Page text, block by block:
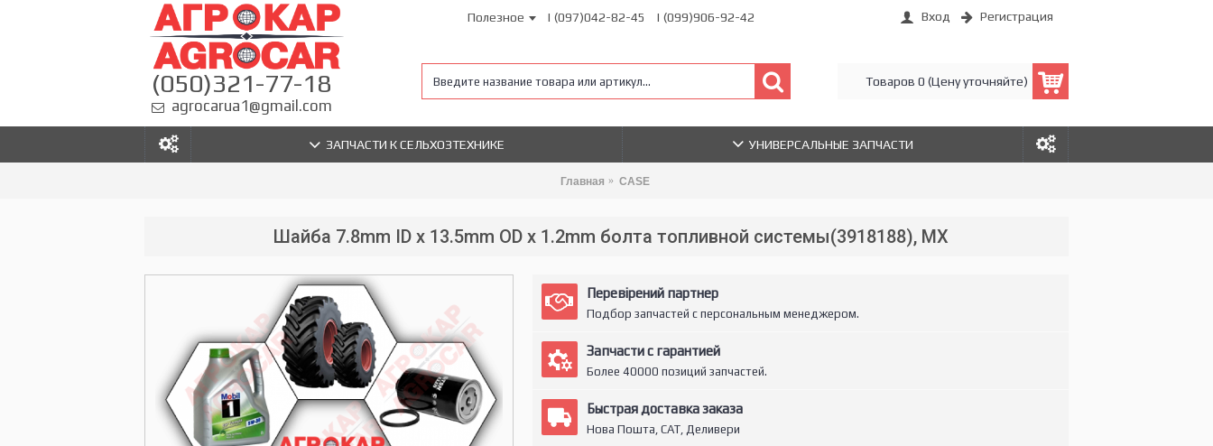
(050)321-77-18
agrocarua1@gmail.com
Полезное | (097)042-82-45 | (099)906-92-42 Вход Регистрация
Товаров 0 (Цену уточняйте)
ЗАПЧАСТИ К СЕЛЬХОЗТЕХНИКЕ УНИВЕРСАЛЬНЫЕ ЗАПЧАСТИ
Главная CASE
Шайба 7.8mm ID x 13.5mm OD x 1.2mm болта топливной системы(3918188), MX
Перевірений партнер
Подбор запчастей с персональным менеджером.
Запчасти с гарантией
Более 40000 позиций запчастей.
Быстрая доставка заказа
Нова Пошта, САТ, Деливери